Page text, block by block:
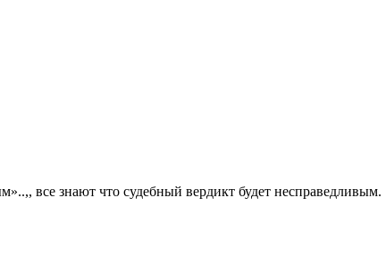
все знают что судебный вердикт будет несправедливым.